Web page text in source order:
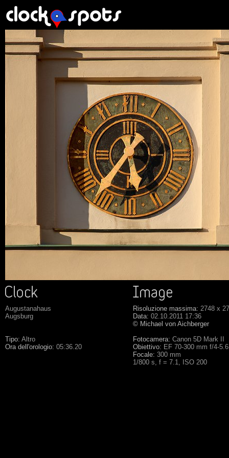
Augustanahaus
Augsburg
Tipo: Altro
Ora dell'orologio: 05:36.20
Risoluzione massima: 2748 x
Data: 02.10.2011 17:36
© Michael von Aichberger
Fotocamera: Canon 5D Mark II
Obiettivo: EF 70-300 mm f/4-
Focale: 300 mm
1/800 s, f = 7.1, ISO 200